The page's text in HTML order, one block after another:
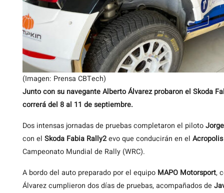
(Imagen: Prensa CBTech)
Junto con su navegante Alberto Álvarez probaron el Skoda
correrá del 8 al 11 de septiembre.
Dos intensas jornadas de pruebas completaron el piloto
con el Skoda Fabia Rally2evo que conducirán en el
Campeonato Mundial de Rally (WRC).
A bordo del auto preparado por el equipo MAPO Motorsport,
Álvarez cumplieron dos días de pruebas, acompañados de